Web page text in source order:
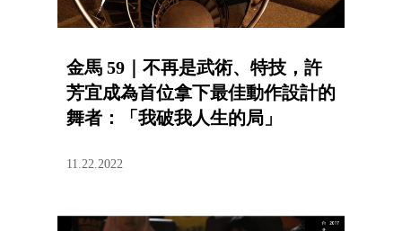
金馬 59｜不再是武術、特技，許
芳宜成為首位拿下最佳動作設計的
舞者：「我破我人生的局」
11.22.2022